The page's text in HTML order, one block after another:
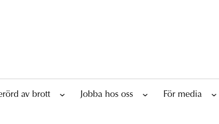
av brott Jobba hos oss För media